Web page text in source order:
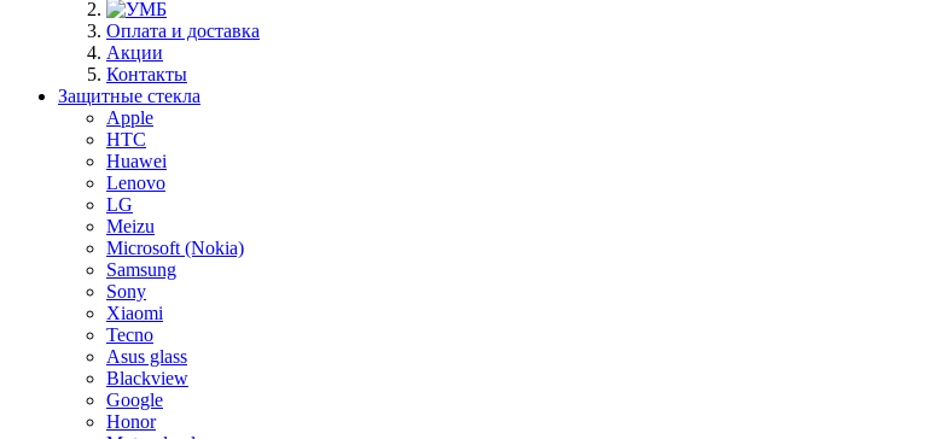
Оплата и доставка
Акции
Контакты
Защитные стекла
Apple
HTC
Huawei
Lenovo
LG
Meizu
Microsoft (Nokia)
Samsung
Sony
Xiaomi
Tecno
Asus glass
Blackview
Google
Honor